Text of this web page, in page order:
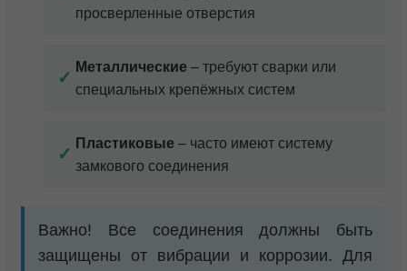
просверленные отверстия
Металлические – требуют сварки или
специальных крепёжных систем
Пластиковые – часто имеют систему
замкового соединения
Важно! Все соединения должны быть
защищены от вибрации и коррозии. Для